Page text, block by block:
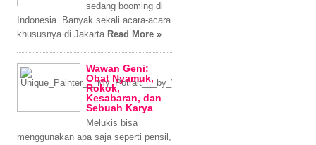
sedang booming di
Indonesia. Banyak sekali acara-acara
khususnya di Jakarta Read More »
Wawan Geni:
Obat Nyamuk,
Rokok,
Kesabaran, dan
Sebuah Karya
Melukis bisa
menggunakan apa saja seperti pensil,